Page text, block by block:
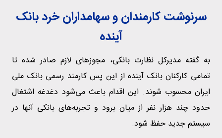
سرنوشت کارمندان و سهامداران خرد بانک
آینده
به گفته مدیرکل نظارت بانکی، مجوزهای لازم صادر شده تا
تمامی کارکنان بانک آینده از این پس کارمند رسمی بانک ملی
ایران محسوب شوند. این اقدام باعث می‌شود دغدغه اشتغال
حدود چند هزار نفر از میان برود و تجربه‌های بانکی آنها در
سیستم جدید حفظ شود.